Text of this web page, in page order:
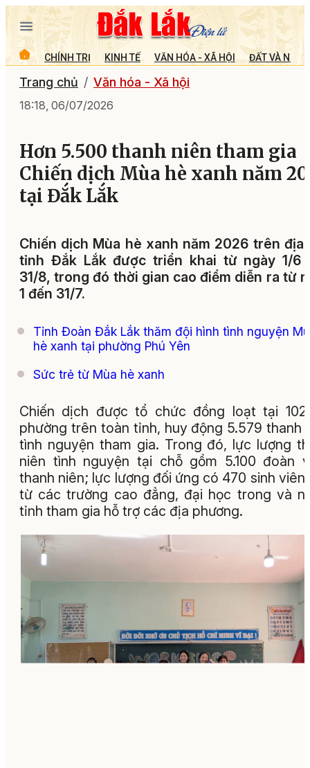
CHÍNH TRỊ KINH TẾ VĂN HÓA - XÃ HỘI ĐẤT VÀ
Trang chủ Văn hóa - Xã hội
18:18, 06/07/2026
Hơn 5.500 thanh niên tham gia
Chiến dịch Mùa hè xanh năm
tại Đắk Lắk
Chiến dịch Mùa hè xanh năm 2026 trên địa
tỉnh Đắk Lắk được triển khai từ ngày 1/6
31/8, trong đó thời gian cao điểm diễn ra từ
1 đến 31/7.
Tỉnh Đoàn Đắk Lắk thăm đội hình tình nguyện
hè xanh tại phường Phú Yên
Sức trẻ từ Mùa hè xanh
Chiến dịch được tổ chức đồng loạt tại
phường trên toàn tỉnh, huy động 5.579 thanh
tình nguyện tham gia. Trong đó, lực lượng
niên tình nguyện tại chỗ gồm 5.100 đoàn
thanh niên; lực lượng đối ứng có 470 sinh viên
từ các trường cao đẳng, đại học trong và
tỉnh tham gia hỗ trợ các địa phương.